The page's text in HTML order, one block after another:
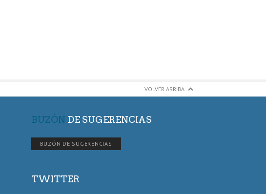
VOLVER ARRIBA
BUZÓN DE SUGERENCIAS
BUZÓN DE SUGERENCIAS
TWITTER